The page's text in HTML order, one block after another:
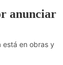
anunciar
está en obras y